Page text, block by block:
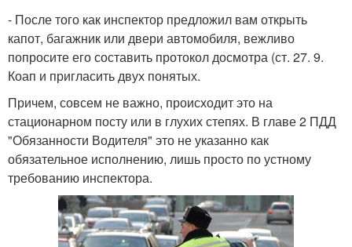
- После того как инспектор предложил вам открыть
капот, багажник или двери автомобиля, вежливо
попросите его составить протокол досмотра (ст. 27. 9.
Коап и пригласить двух понятых.
Причем, совсем не важно, происходит это на
стационарном посту или в глухих степях. В главе 2 ПДД
"Обязанности Водителя" это не указанно как
обязательное исполнению, лишь просто по устному
требованию инспектора.